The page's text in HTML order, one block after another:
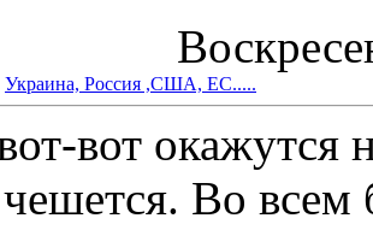
Украина, Россия ,США, ЕС.....
вот
чешется. Во всем